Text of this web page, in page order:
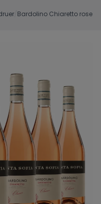
Bardolino Chiaretto rose